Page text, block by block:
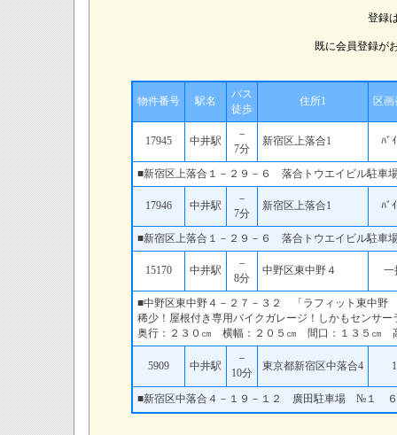
登録
既に会員登録が
物件番号 駅名
バス
徒歩
住所1 区
17945 中井駅
－
7分
新宿区上落合1 ﾊﾞ
■新宿区上落合１－２９－６ 落合トウエイビル駐車
17946 中井駅
－
7分
新宿区上落合1 ﾊﾞ
■新宿区上落合１－２９－６ 落合トウエイビル駐車
15170 中井駅
－
8分
中野区東中野４ 一
■中野区東中野４－２７－３２ 「ラフィット東中
稀少！屋根付き専用バイクガレージ！しかもセンサー
奥行：２３０㎝ 横幅：２０５㎝ 間口：１３５㎝
5909 中井駅
－
10分
東京都新宿区中落合4 1
■新宿区中落合４－１９－１２ 廣田駐車場 №１ ６